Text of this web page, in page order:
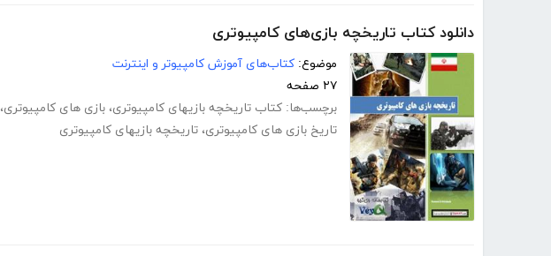
دانلود کتاب تاریخچه بازی‌های کامپیوتری
موضوع: کتاب‌های آموزش کامپیوتر و اینترنت
۲۷ صفحه
برچسب‌ها: کتاب تاریخچه بازیهای کامپیوتری، بازی های کامپیوتری،
تاریخ بازی های کامپیوتری، تاریخچه بازیهای کامپیوتری